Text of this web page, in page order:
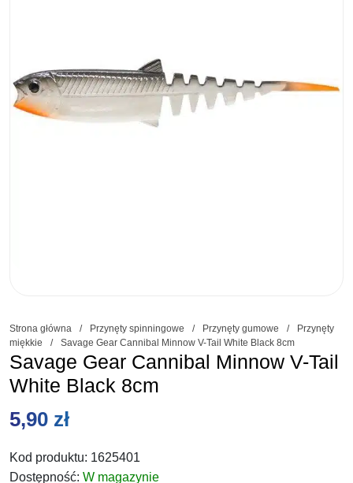
Strona główna / Przynęty spinningowe / Przynęty gumowe /
Przynęty
miękkie
/ Savage Gear Cannibal Minnow V-Tail White Black 8cm
Savage Gear Cannibal Minnow V-Tail
White Black 8cm
5,90 zł
Kod produktu: 1625401
Dostępność: W magazynie